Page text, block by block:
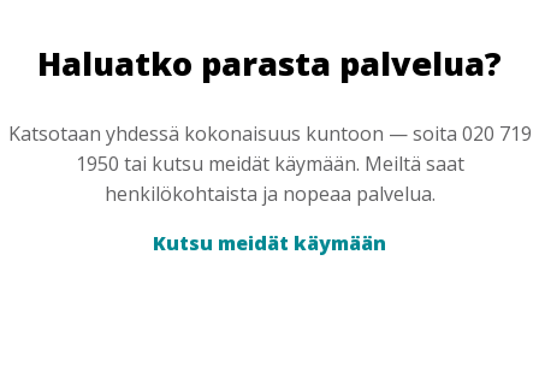
Haluatko parasta palvelua?
Katsotaan yhdessä kokonaisuus kuntoon — soita 020 719
1950 tai kutsu meidät käymään. Meiltä saat
henkilökohtaista ja nopeaa palvelua.
Kutsu meidät käymään